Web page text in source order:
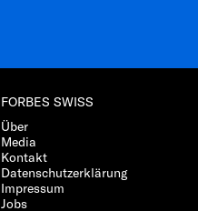
FORBES SWISS
Über
Media
Kontakt
Datenschutzerklärung
Impressum
Jobs